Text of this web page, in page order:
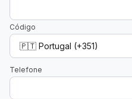
Código
Telefone